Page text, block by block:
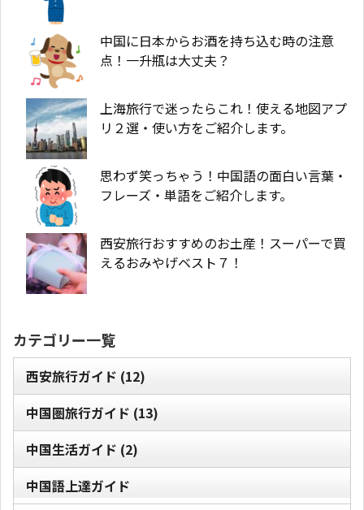
中国に日本からお酒を持ち込む時の注意
点！一升瓶は大丈夫？
上海旅行で迷ったらこれ！使える地図アプ
リ２選・使い方をご紹介します。
思わず笑っちゃう！中国語の面白い言葉・
フレーズ・単語をご紹介します。
西安旅行おすすめのお土産！スーパーで買
えるおみやげベスト７！
カテゴリー一覧
西安旅行ガイド (12)
中国圏旅行ガイド (13)
中国生活ガイド (2)
中国語上達ガイド